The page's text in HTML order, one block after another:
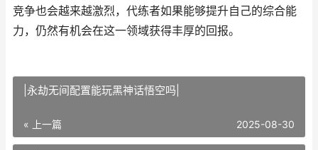
竞争也会越来越激烈，代练者如果能够提升自己的综合能
力，仍然有机会在这一领域获得丰厚的回报。
|永劫无间配置能玩黑神话悟空吗|
« 上一篇 2025-08-30